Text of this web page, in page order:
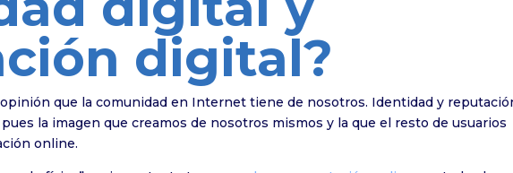
digital?
que la comunidad en Internet tiene de nosotros. Identidad y
la imagen que creamos de nosotros mismos y la que el resto de usuarios
online.